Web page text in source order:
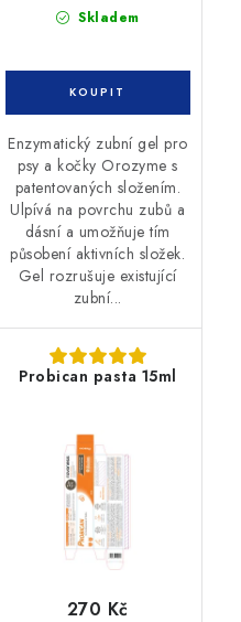
Skladem
Enzymatický zubní gel pro
psy a kočky Orozyme s
patentovaných složením.
Ulpívá na povrchu zubů a
dásní a umožňuje tím
působení aktivních složek.
Gel rozrušuje existující
zubní...
Probican pasta 15ml
270 Kč